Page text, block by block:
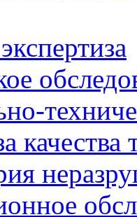
качества